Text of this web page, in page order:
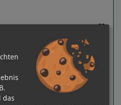
28.05.27 25.06.27 23.07.27
p. P.ab€ 3.228,-
das